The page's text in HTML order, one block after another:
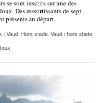
se sont inscrits sur une des
Des ressortissants de sept
présents au départ.
| Vaud Hors stade Vaud : hors stade